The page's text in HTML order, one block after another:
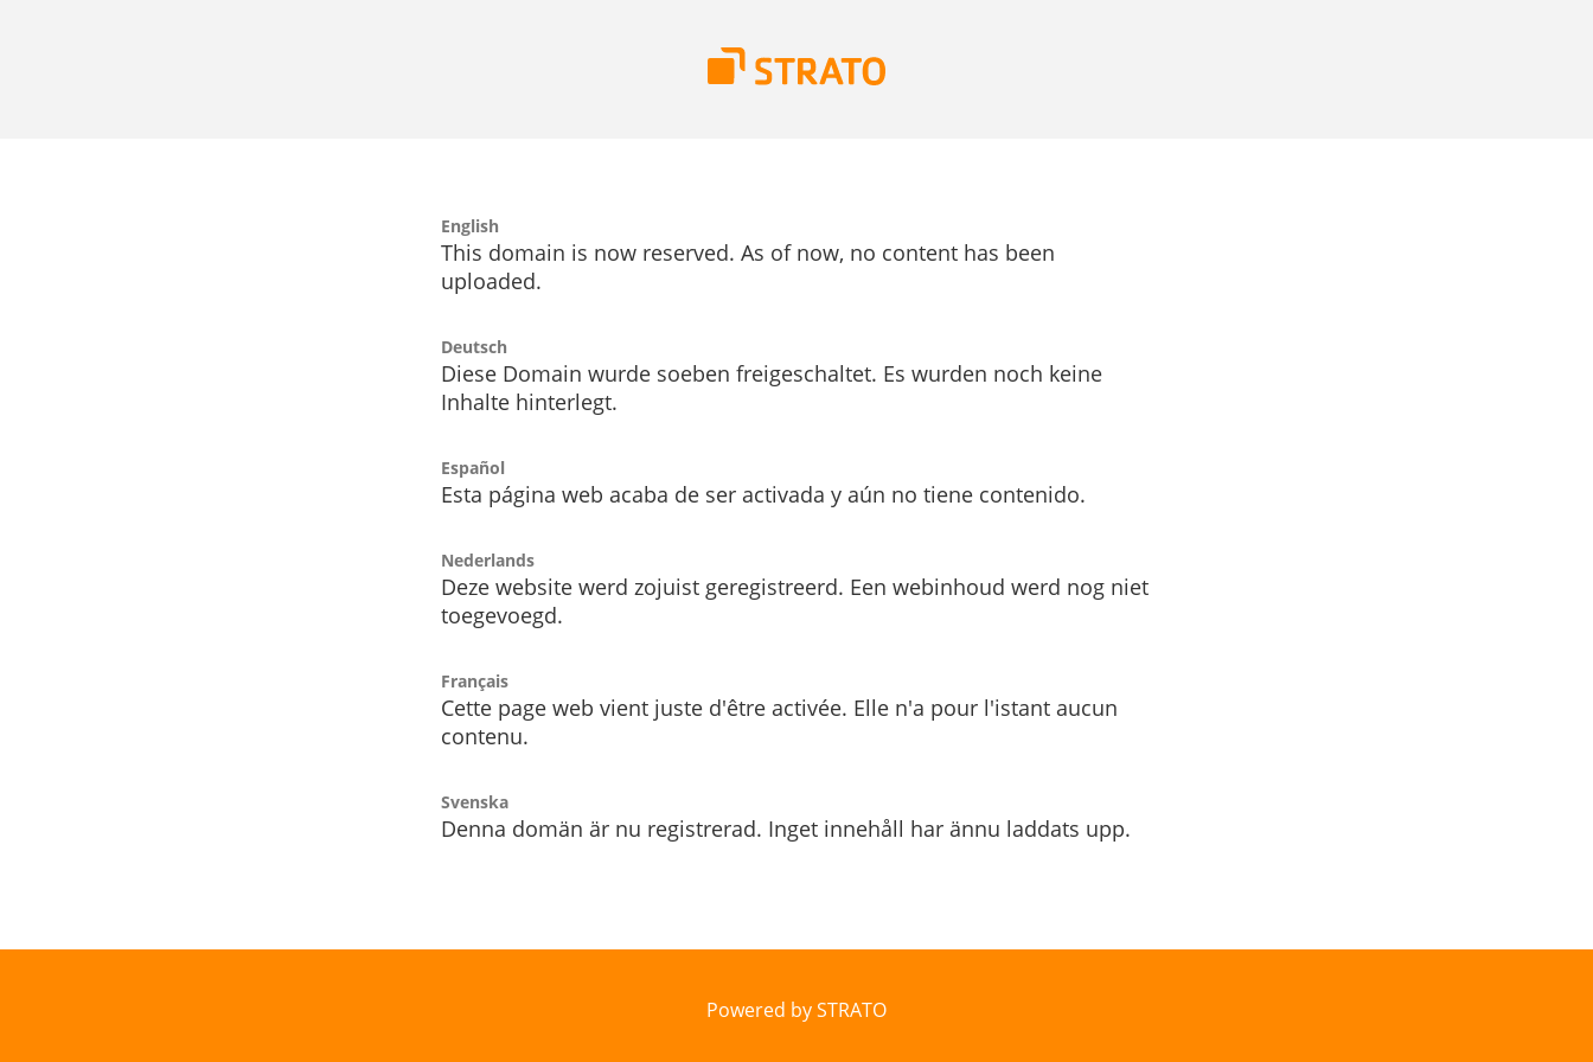
English
This domain is now reserved. As of now, no content has been
uploaded.
Deutsch
Diese Domain wurde soeben freigeschaltet. Es wurden noch keine
Inhalte hinterlegt.
Español
Esta página web acaba de ser activada y aún no tiene contenido.
Nederlands
Deze website werd zojuist geregistreerd. Een webinhoud werd nog niet
toegevoegd.
Français
Cette page web vient juste d'être activée. Elle n'a pour l'istant aucun
contenu.
Svenska
Denna domän är nu registrerad. Inget innehåll har ännu laddats upp.
Powered by STRATO